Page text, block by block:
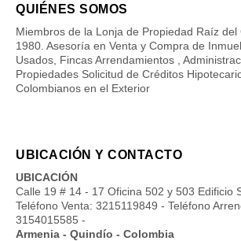
QUIÉNES SOMOS
Miembros de la Lonja de Propiedad Raíz del
1980. Asesoría en Venta y Compra de
Usados, Fincas Arrendamientos ,
Propiedades Solicitud de Créditos
Colombianos en el Exterior
UBICACIÓN Y CONTACTO
UBICACIÓN
Calle 19 # 14 - 17 Oficina 502 y 503 Edificio
Teléfono Venta: 3215119849 - Teléfono
3154015585 -
Armenia - Quindío - Colombia